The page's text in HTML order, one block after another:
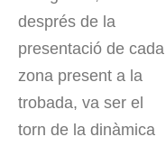
després de la
presentació de cada
zona present a la
trobada, va ser el
torn de la dinàmica